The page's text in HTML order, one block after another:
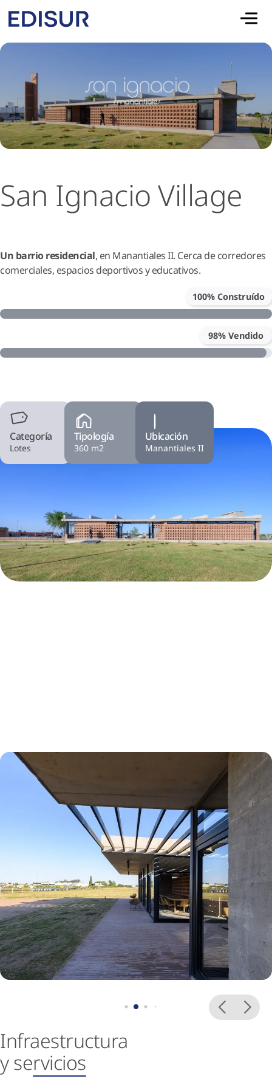
San Ignacio Village
Un barrio residencial, en Manantiales II. Cerca de corredores
comerciales, espacios deportivos y educativos.
100% Construído
98% Vendido
Categoría
Lotes
Tipología
360 m2
Ubicación
Manantiales II
Infraestructura
y servicios